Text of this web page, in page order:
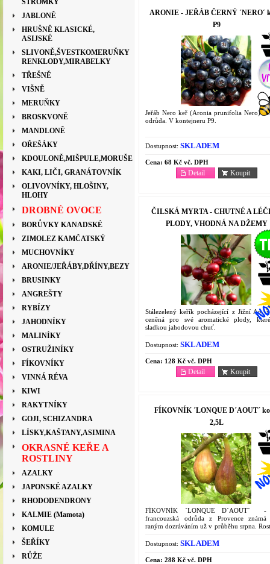
STROMKY
JABLONĚ
HRUŠNĚ KLASICKÉ,
ASIJSKÉ
SLIVONĚ,ŠVESTKOMERUŇKY
RENKLODY,MIRABELKY
TŘEŠNĚ
VIŠNĚ
MERUŇKY
BROSKVONĚ
MANDLONĚ
OŘEŠÁKY
KDOULONĚ,MIŠPULE,MORUŠE
KAKI, LIČI, GRANÁTOVNÍK
OLIVOVNÍKY, HLOŠINY,
HLOHY
DROBNÉ OVOCE
BORŮVKY KANADSKÉ
ZIMOLEZ KAMČATSKÝ
MUCHOVNÍKY
ARONIE/JEŘÁBY,DŘÍNY,BEZY
BRUSINKY
ANGREŠTY
RYBÍZY
JAHODNÍKY
MALINÍKY
OSTRUŽINÍKY
FÍKOVNÍKY
VINNÁ RÉVA
KIWI
RAKYTNÍKY
GOJI, SCHIZANDRA
LÍSKY,KAŠTANY,ASIMINA
OKRASNÉ KEŘE A
ROSTLINY
AZALKY
JAPONSKÉ AZALKY
RHODODENDRONY
KALMIE (Mamota)
KOMULE
ŠEŘÍKY
RŮŽE
ARONIE - JEŘÁB ČERNÝ ´NERO´
P9
Jeřáb Nero keř (Aronia prunifolia Nero)
odrůda. V kontejneru P9.
Dostupnost: SKLADEM
Cena: 68 Kč vč. DPH
Koupit
Detail
ČILSKÁ MYRTA - CHUTNÉ A
PLODY, VHODNÁ NA DŽEMY
Stálezelený keřík pocházející z Jižní
ceněná pro své aromatické plody,
sladkou jahodovou chuť.
Dostupnost: SKLADEM
Cena: 128 Kč vč. DPH
Koupit
Detail
FÍKOVNÍK ´LONQUE D´AOUT´
2,5L
FÍKOVNÍK ´LONQUE D´AOUT´ -
francouzská odrůda z Provence
raným dozráváním už v průběhu srpna.
převislým habitem.
Dostupnost: SKLADEM
Cena: 288 Kč vč. DPH